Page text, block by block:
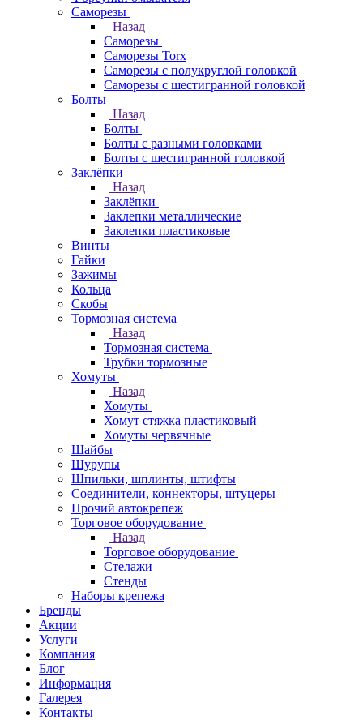
Саморезы
Назад
Саморезы
Саморезы Torx
Саморезы с полукруглой головкой
Саморезы с шестигранной головкой
Болты
Назад
Болты
Болты с разными головками
Болты с шестигранной головкой
Заклёпки
Назад
Заклёпки
Заклепки металлические
Заклепки пластиковые
Винты
Гайки
Зажимы
Кольца
Скобы
Тормозная система
Назад
Тормозная система
Трубки тормозные
Хомуты
Назад
Хомуты
Хомут стяжка пластиковый
Хомуты червячные
Шайбы
Шурупы
Шпильки, шплинты, штифты
Соединители, коннекторы, штуцеры
Прочий автокрепеж
Торговое оборудование
Назад
Торговое оборудование
Стелажи
Стенды
Наборы крепежа
Бренды
Акции
Услуги
Компания
Блог
Информация
Галерея
Контакты